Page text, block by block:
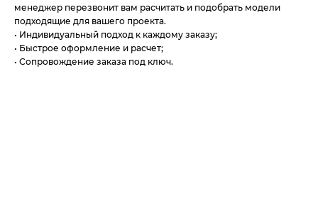
менеджер перезвонит вам расчитать и подобрать модели
подходящие для вашего проекта.
• Индивидуальный подход к каждому заказу;
• Быстрое оформление и расчет;
• Сопровождение заказа под ключ.